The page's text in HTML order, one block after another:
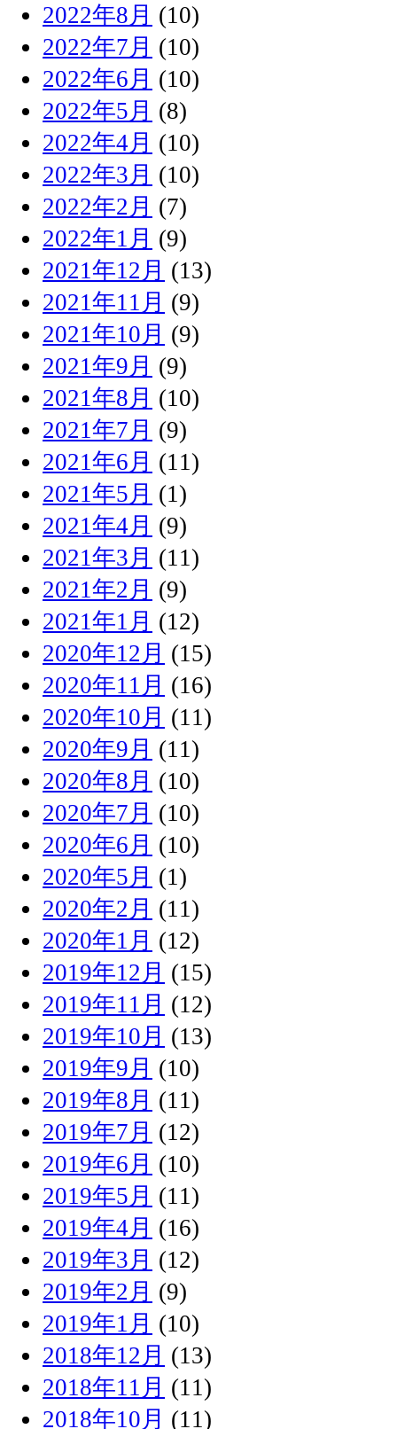
2022年8月 (10)
2022年7月 (10)
2022年6月 (10)
2022年5月 (8)
2022年4月 (10)
2022年3月 (10)
2022年2月 (7)
2022年1月 (9)
2021年12月 (13)
2021年11月 (9)
2021年10月 (9)
2021年9月 (9)
2021年8月 (10)
2021年7月 (9)
2021年6月 (11)
2021年5月 (1)
2021年4月 (9)
2021年3月 (11)
2021年2月 (9)
2021年1月 (12)
2020年12月 (15)
2020年11月 (16)
2020年10月 (11)
2020年9月 (11)
2020年8月 (10)
2020年7月 (10)
2020年6月 (10)
2020年5月 (1)
2020年2月 (11)
2020年1月 (12)
2019年12月 (15)
2019年11月 (12)
2019年10月 (13)
2019年9月 (10)
2019年8月 (11)
2019年7月 (12)
2019年6月 (10)
2019年5月 (11)
2019年4月 (16)
2019年3月 (12)
2019年2月 (9)
2019年1月 (10)
2018年12月 (13)
2018年11月 (11)
2018年10月 (11)